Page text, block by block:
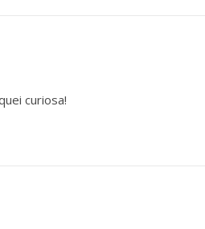
curiosa!